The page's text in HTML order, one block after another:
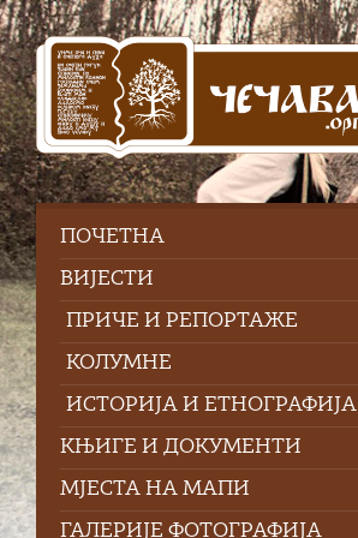
Skip
to
content
Skip
to
left
sidebar
Skip
to
footer
ПOЧЕТНА
ВИЈЕСТИ
ПРИЧЕ И РЕПОРТАЖЕ
КОЛУМНЕ
ИСТОРИЈА И ЕТНОГРАФИЈА
КЊИГЕ И ДОКУМЕНТИ
МЈЕСТА НА МАПИ
ГАЛЕРИЈЕ ФОТОГРАФИЈА